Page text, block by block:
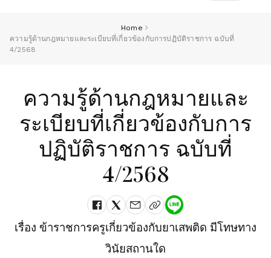
Home
ความรู้ด้านกฎหมายและระเบียบที่เกี่ยวข้องกับการปฏิบัติราชการ ฉบับที่
4/2568
ความรู้ด้านกฎหมายและ
ระเบียบที่เกี่ยวข้องกับการ
ปฏิบัติราชการ ฉบับที่
4/2568
เรื่อง ข้าราชการครูเกี่ยวข้องกับยาเสพติด มีโทษทาง
วินัยสถานใด